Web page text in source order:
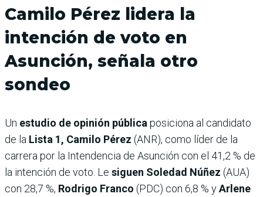
Camilo Pérez lidera la
intención de voto en
Asunción, señala otro
sondeo
Un estudio de opinión públicaposiciona al candidato
de la Lista 1, Camilo Pérez (ANR), como líder de la
carrera por la Intendencia de Asunción con el 41,2 % de
la intención de voto. Le siguen Soledad Núñez (AUA)
con 28,7 %, Rodrigo Franco (PDC) con 6,8 % yArlene